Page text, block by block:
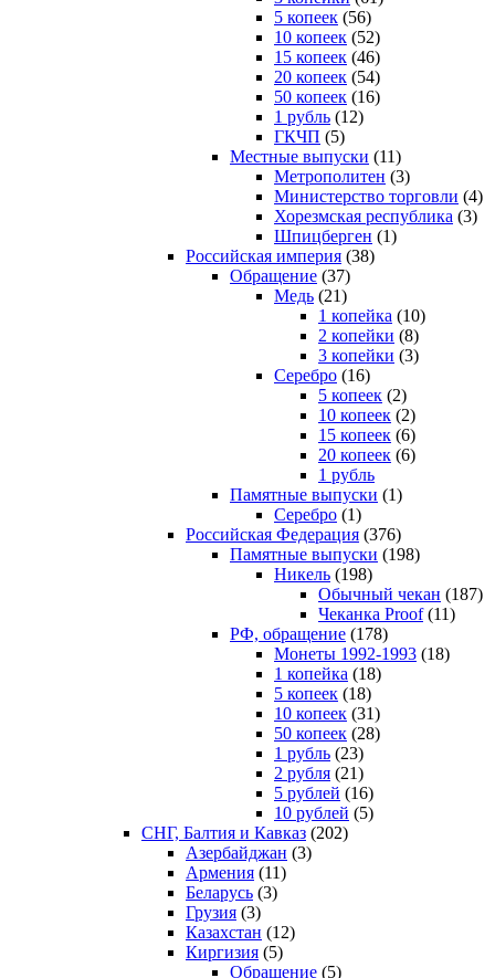
5 копеек (56)
10 копеек (52)
15 копеек (46)
20 копеек (54)
50 копеек (16)
1 рубль (12)
ГКЧП (5)
Местные выпуски (11)
Метрополитен (3)
Министерство торговли (4)
Хорезмская республика (3)
Шпицберген (1)
Российская империя (38)
Обращение (37)
Медь (21)
1 копейка (10)
2 копейки (8)
3 копейки (3)
Серебро (16)
5 копеек (2)
10 копеек (2)
15 копеек (6)
20 копеек (6)
1 рубль
Памятные выпуски (1)
Серебро (1)
Российская Федерация (376)
Памятные выпуски (198)
Никель (198)
Обычный чекан (187)
Чеканка Proof(11)
РФ, обращение (178)
Монеты 1992-1993 (18)
1 копейка (18)
5 копеек (18)
10 копеек (31)
50 копеек (28)
1 рубль (23)
2 рубля (21)
5 рублей (16)
10 рублей (5)
СНГ, Балтия и Кавказ (202)
Азербайджан (3)
Армения (11)
Беларусь (3)
Грузия (3)
Казахстан (12)
Киргизия (5)
Обращение (5)